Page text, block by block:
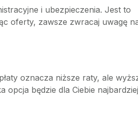
i ubezpieczenia. Jest to
oferty, zawsze zwracaj uwagę
oznacza niższe raty, ale
opcja będzie dla Ciebie najbardziej